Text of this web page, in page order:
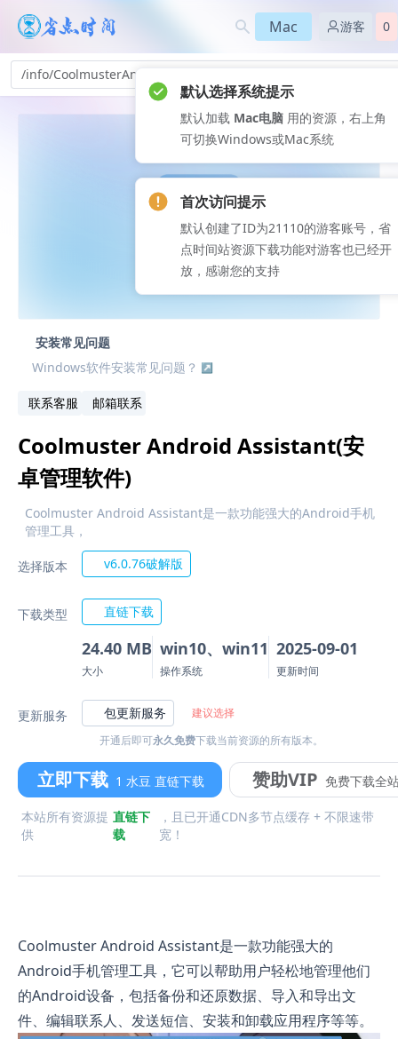
Mac 游客 0
/info/CoolmusterAndroidAssistant-k5_423
安装常见问题
Windows软件安装常见问题？
联系客服 邮箱联系
Coolmuster Android Assistant(安
卓管理软件)
Coolmuster Android Assistant是一款功能强大的Android手机
管理工具，
选择版本 v6.0.76破解版
下载类型 直链下载
24.40 MB
大小
win10、win11
操作系统
2025-09-01
更新时间
更新服务 包更新服务
建议选择
开通后即可永久免费下载当前资源的所有版本。
立即下载 1 水豆 直链下载 赞助VIP 免费下载全
本站所有资源提
供
直链下
载
，且已开通CDN多节点缓存 + 不限速带
宽！
Coolmuster Android Assistant是一款功能强大的
Android手机管理工具，它可以帮助用户轻松地管理他们
的Android设备，包括备份和还原数据、导入和导出文
件、编辑联系人、发送短信、安装和卸载应用程序等等。
默认选择系统提示
默认加载 Mac电脑 用的资源，右上角
可切换Windows或Mac系统
首次访问提示
默认创建了ID为21110的游客账号，省
点时间站资源下载功能对游客也已经开
放，感谢您的支持